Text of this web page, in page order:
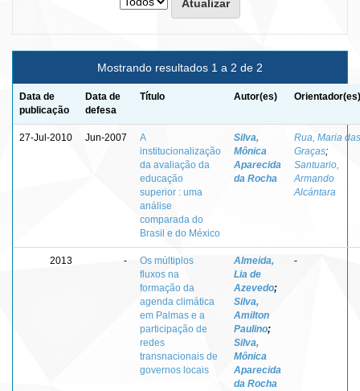
Mostrando resultados 1 a 2 de 2
Data de
publicação
Data de
defesa
Título Autor(es) Orientador(es)
27-Jul-2010 Jun-2007
A
institucionalização
da avaliação da
educação
superior : uma
análise
comparada do
Brasil e do México
Silva,
Mônica
Aparecida
da Rocha
Rua, Maria das
Graças;
Santuario,
Armando
Alcántara
2013 -
Os múltiplos
fluxos na
formação da
agenda climática
em Palmas e a
participação de
redes
transnacionais de
governos locais
Almeida,
Lia de
Azevedo;
Silva,
Amilton
Paulino;
Silva,
Mônica
Aparecida
da Rocha
-